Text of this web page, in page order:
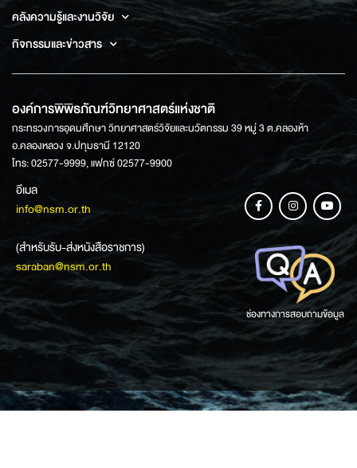
คลังความรู้และงานวิจัย
กิจกรรมและข่าวสาร
องค์การพิพิธภัณฑ์วิทยาศาสตร์แห่งชาติ
กระทรวงการอุดมศึกษา วิทยาศาสตร์วิจัยและนวัตกรรม 39 หมู่ 3 ต.คลองห้า
อ.คลองหลวง จ.ปทุมธานี 12120
โทร: 02577-9999, แฟกซ์ 02577-9900
อีเมล
info@nsm.or.th
(สำหรับรับ-ส่งหนังสือราชการ)
saraban@nsm.or.th
ช่องทางการสอบถามข้อมูล